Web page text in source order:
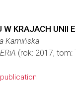
W KRAJACH UNII
Kamińska
(rok: 2017, tom: